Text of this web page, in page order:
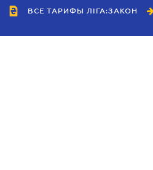
ВСЕ ТАРИФЫ ЛІГА:ЗАКОН